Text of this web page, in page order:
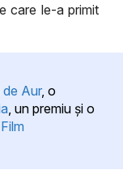
care le-a primit
de Aur, o
, un premiu şi o